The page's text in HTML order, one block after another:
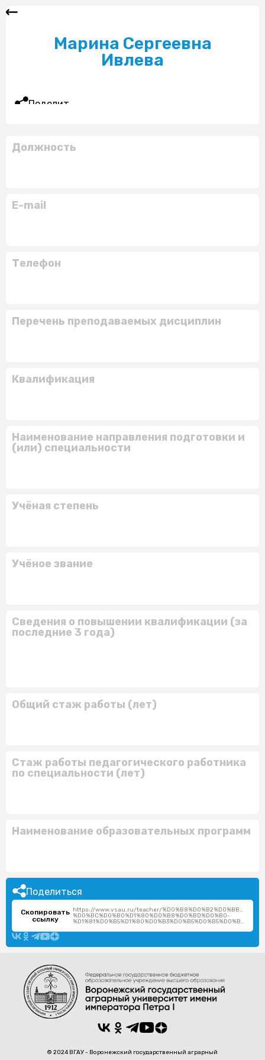
Марина Сергеевна
Ивлева
Поделиться
Должность
E-mail
Телефон
Перечень преподаваемых дисциплин
Квалификация
Наименование направления подготовки и
(или) специальности
Учёная степень
Учёное звание
Сведения о повышении квалификации (за
последние 3 года)
Общий стаж работы (лет)
Стаж работы педагогического работника
по специальности (лет)
Наименование образовательных программ
Поделиться
Скопировать
ссылку
https://www.vsau.ru/teacher/
%D0%BC%D0%B0%D1%80%D0%B8%D0%BD%D0%B0-
%D1%81%D0%B5%D1%80%D0%B3%D0%B5%D0%B5%D0%B2%D0%BD%D0%B0/
© 2024 ВГАУ - Воронежский государственный аграрный